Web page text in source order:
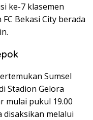
ke-7 klasemen
Bekasi City berada
Sumsel
Stadion Gelora
mulai pukul 19.00
disaksikan melalui